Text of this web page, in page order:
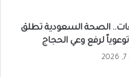
لغات.. الصحة السعودية تطلق
توعوياً لرفع وعي الحجاج